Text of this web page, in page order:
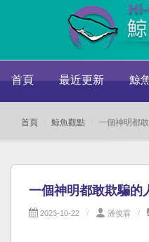
首頁 最近更新 鯨
首頁 鯨魚觀點 一個神明都
一個神明都敢欺騙的
2023-10-22 潘俊霖